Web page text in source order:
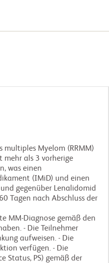
multiples Myelom (RRMM)
mehr als 3 vorherige
was einen
(IMiD) und einen
gegenüber Lenalidomid
Tagen nach Abschluss der
MM-Diagnose gemäß den
- Die Teilnehmer
aufweisen. - Die
verfügen. - Die
Status, PS) gemäß der